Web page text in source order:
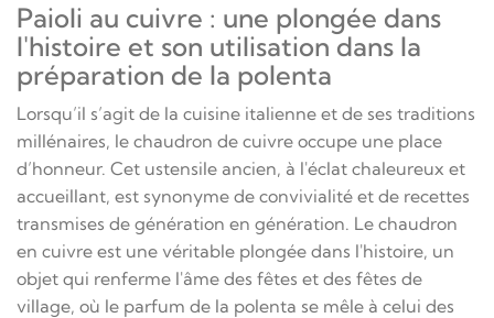
Paioli au cuivre : une plongée dans
l'histoire et son utilisation dans la
préparation de la polenta
Lorsqu’il s’agit de la cuisine italienne et de ses traditions
millénaires, le chaudron de cuivre occupe une place
d’honneur. Cet ustensile ancien, à l'éclat chaleureux et
accueillant, est synonyme de convivialité et de recettes
transmises de génération en génération. Le chaudron
en cuivre est une véritable plongée dans l'histoire, un
objet qui renferme l'âme des fêtes et des fêtes de
village, où le parfum de la polenta se mêle à celui des